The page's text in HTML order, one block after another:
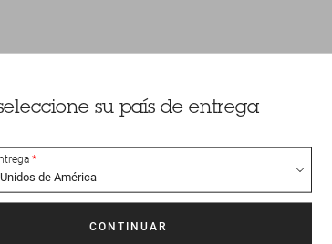
su país de entrega